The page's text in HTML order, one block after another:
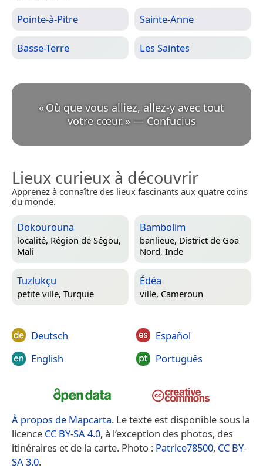
Pointe-à-Pitre Sainte-Anne
Basse-Terre Les Saintes
«Où que vous alliez, allez-y avec tout
votre cœur. » — Confucius
Lieux curieux à découvrir
Apprenez à connaître des lieux fascinants aux quatre coins
du monde.
Dokourouna
localité, Région de Ségou,
Mali
Bambolim
banlieue, District de Goa
Nord, Inde
Tuzlukçu
petite ville, Turquie
Édéa
ville, Cameroun
Deutsch
English
Español
Português
À propos de Mapcarta. Le texte est disponible sous la
licence CC BY-SA 4.0, à l’exception des photos, des
itinéraires et de la carte. Photo : Patrice78500, CC BY-
SA 3.0.